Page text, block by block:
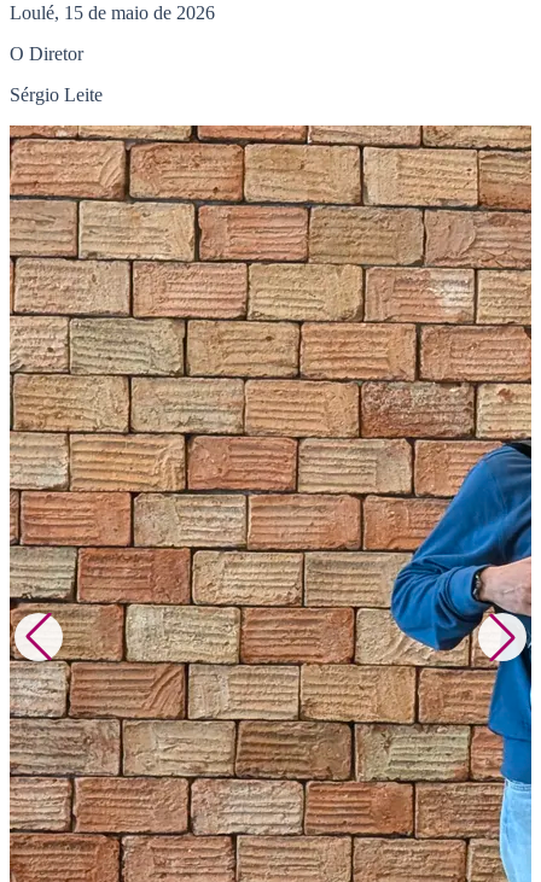
Loulé, 15 de maio de 2026
O Diretor
Sérgio Leite